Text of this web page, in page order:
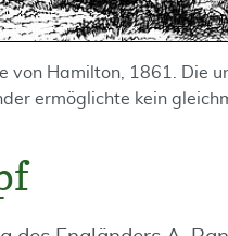
von Hamilton, 1861. Die
ermöglichte kein